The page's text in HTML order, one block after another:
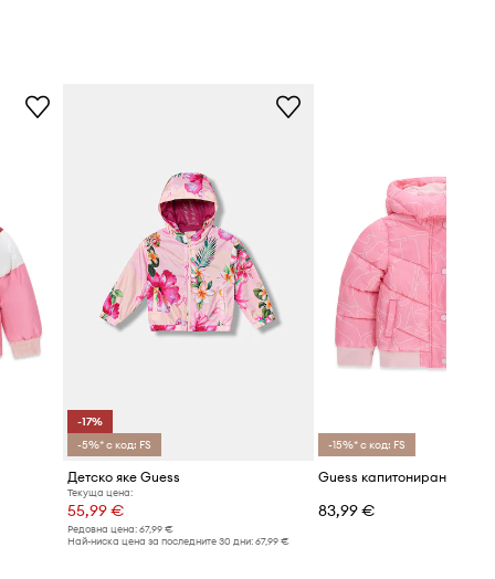
-17%
-5%* с код: FS
Детско яке Guess
Текуща цена:
55,99 €
Редовна цена:67,99 €
Най-ниска цена за последните 30 дни:67,99 €
-15%* с код: FS
Guess капитонирано яке
83,99 €